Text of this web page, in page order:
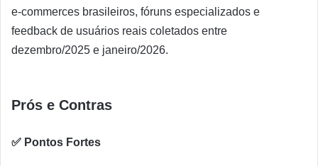
e-commerces brasileiros, fóruns especializados e
feedback de usuários reais coletados entre
dezembro/2025 e janeiro/2026.
Prós e Contras
✅ Pontos Fortes